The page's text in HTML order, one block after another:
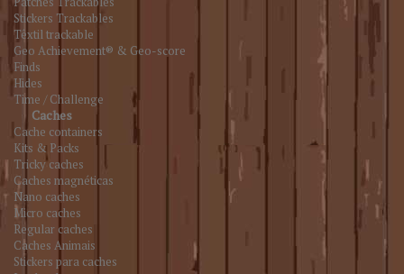
Stickers Trackables
Têxtil trackable
Geo Achievement® & Geo-score
Finds
Hides
Time / Challenge
Caches
Cache containers
Kits & Packs
Tricky caches
Caches magnéticas
Nano caches
Micro caches
Regular caches
Caches Animais
Stickers para caches